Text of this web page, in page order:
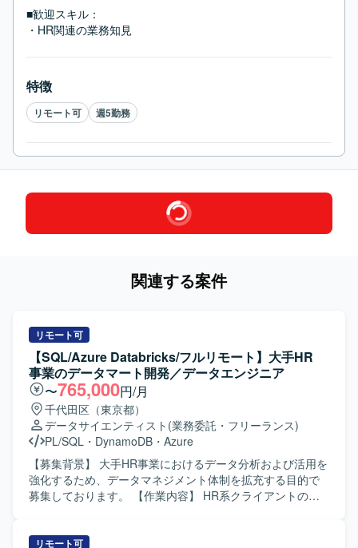
■歓迎スキル：
・HR関連の業務知見
特徴
リモート可 週5勤務
関連する案件
リモート可
【SQL/Azure Databricks/フルリモート】大手HR
事業のデータマート開発／データエンジニア
〜765,000円/月
千代田区（東京都）
データサイエンティスト (業務委託・フリーランス)
PL/SQL ・ DynamoDB ・ Azure
【募集背景】 大手HR事業におけるデータ分析および活用を
強化するため、データマネジメント体制を拡充する目的で
募集しております。 【作業内容】 HR系クライアントのデ
びワークフローの開発・保守運用、データマートの開発・
リモート可